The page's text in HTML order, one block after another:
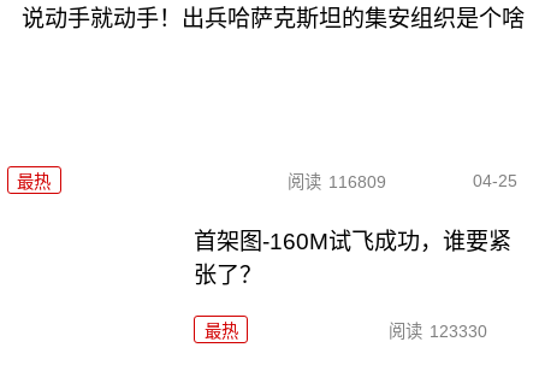
说动手就动手！出兵哈萨克斯坦的集安组织是个啥
最热 阅读 116809 04-25
首架图-160M试飞成功，谁要紧
张了？
最热 阅读 123330